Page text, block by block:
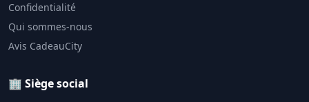
Confidentialité
Qui sommes-nous
Avis CadeauCity
🏢 Siège social